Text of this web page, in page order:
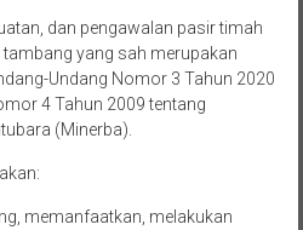
dan pengawalan pasir timah
yang sah merupakan
Undang Nomor 3 Tahun 2020
4 Tahun 2009 tentang
(Minerba).
memanfaatkan, melakukan